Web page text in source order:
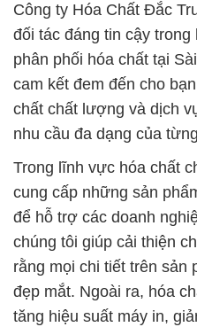
Công ty Hóa Chất Đắc
đối tác đáng tin cậy
phân phối hóa chất tại
cam kết đem đến cho
chất chất lượng và dịch
nhu cầu đa dạng của
Trong lĩnh vực hóa chất
cung cấp những sản
để hỗ trợ các doanh
chúng tôi giúp cải thiện
rằng mọi chi tiết trên sản
đẹp mắt. Ngoài ra, hóa
tăng hiệu suất máy in,